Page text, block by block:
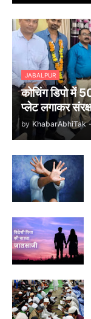
JABALPUR
कोचिंग डिपो में
प्लेट लगाकर
by KhabarAbhiTak -